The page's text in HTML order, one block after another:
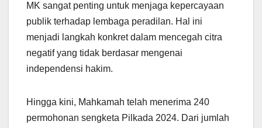
MK sangat penting untuk menjaga kepercayaan
publik terhadap lembaga peradilan. Hal ini
menjadi langkah konkret dalam mencegah citra
negatif yang tidak berdasar mengenai
independensi hakim.
Hingga kini, Mahkamah telah menerima 240
permohonan sengketa Pilkada 2024. Dari jumlah